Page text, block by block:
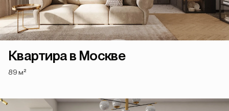
Квартира в Москве
89 м²